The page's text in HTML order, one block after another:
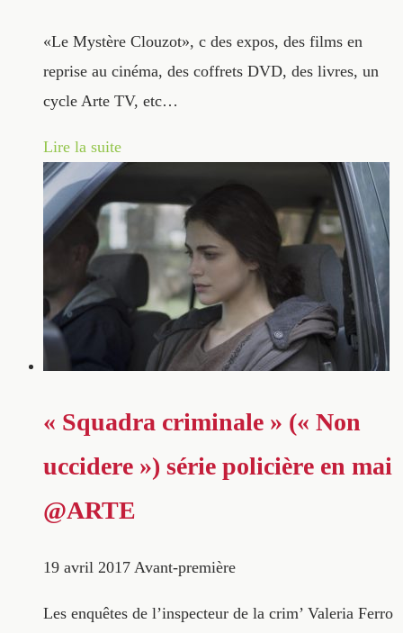
«Le Mystère Clouzot», c des expos, des films en
reprise au cinéma, des coffrets DVD, des livres, un
cycle Arte TV, etc…
Lire la suite
« Squadra criminale » (« Non
uccidere ») série policière en mai
@ARTE
19 avril 2017 Avant-première
Les enquêtes de l’inspecteur de la crim’ Valeria Ferro